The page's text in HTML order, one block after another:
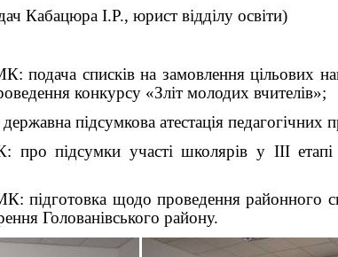
Кабацюра І.Р., юрист відділу освіти)
подача списків на замовлення цільових
конкурсу «Зліт молодих вчителів»;
підсумкова атестація педагогічних
підсумки участі школярів у ІІІ етапі
щодо проведення районного
Голованівського району.